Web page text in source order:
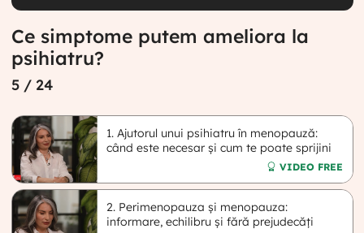
Ce simptome putem ameliora la
psihiatru?
5/ 24
1. Ajutorul unui psihiatru în menopauză:
când este necesar și cum te poate sprijini
VIDEO FREE
2. Perimenopauza și menopauza:
informare, echilibru și fără prejudecăți